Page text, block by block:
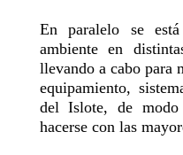
En paralelo se
ambiente en
llevando a cabo para
equipamiento,
del Islote, de modo
hacerse con las